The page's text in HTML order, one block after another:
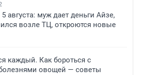
августа: муж дает деньги Айзе,
возле ТЦ, откроются новые
каждый. Как бороться с
овощей — советы